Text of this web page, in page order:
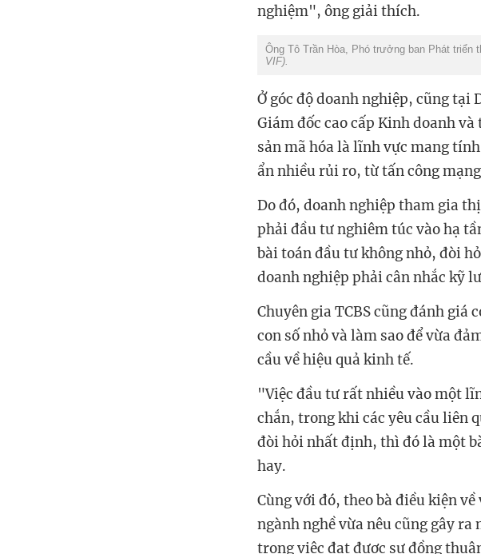
nghiệm", ông giải thích.
Ông Tô Trần Hòa, Phó trưởng ban Phát
VIF).
Ở góc độ doanh nghiệp, cũng tại
Giám đốc cao cấp Kinh doanh
sản mã hóa là lĩnh vực mang
ẩn nhiều rủi ro, từ tấn công
Do đó, doanh nghiệp tham gia
phải đầu tư nghiêm túc vào hạ
bài toán đầu tư không nhỏ, đòi
doanh nghiệp phải cân nhắc kỹ
Chuyên gia TCBS cũng đánh giá
con số nhỏ và làm sao để vừa
cầu về hiệu quả kinh tế.
"Việc đầu tư rất nhiều vào một
chắn, trong khi các yêu cầu liên
đòi hỏi nhất định, thì đó là một
hay.
Cùng với đó, theo bà điều kiện
ngành nghề vừa nêu cũng gây
trong việc đạt được sự đồng